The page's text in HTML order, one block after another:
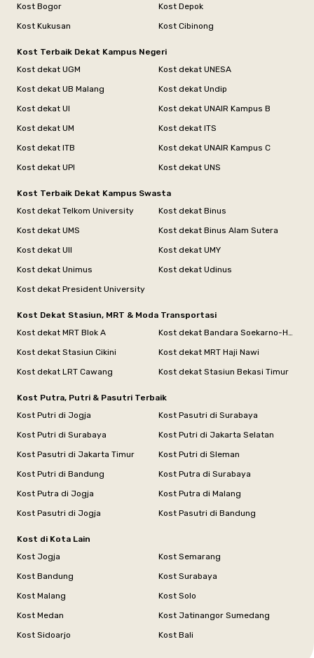
Kost Bogor
Kost Depok
Kost Kukusan
Kost Cibinong
Kost Terbaik Dekat Kampus Negeri
Kost dekat UGM
Kost dekat UNESA
Kost dekat UB Malang
Kost dekat Undip
Kost dekat UI
Kost dekat UNAIR Kampus B
Kost dekat UM
Kost dekat ITS
Kost dekat ITB
Kost dekat UNAIR Kampus C
Kost dekat UPI
Kost dekat UNS
Kost Terbaik Dekat Kampus Swasta
Kost dekat Telkom University
Kost dekat Binus
Kost dekat UMS
Kost dekat Binus Alam Sutera
Kost dekat UII
Kost dekat UMY
Kost dekat Unimus
Kost dekat Udinus
Kost dekat President University
Kost Dekat Stasiun, MRT & Moda Transportasi
Kost dekat MRT Blok A
Kost dekat Stasiun Cikini
Kost dekat MRT Haji Nawi
Kost dekat LRT Cawang
Kost dekat Stasiun Bekasi Timur
Kost Putra, Putri & Pasutri Terbaik
Kost Putri di Jogja
Kost Pasutri di Surabaya
Kost Putri di Surabaya
Kost Putri di Jakarta Selatan
Kost Pasutri di Jakarta Timur
Kost Putri di Sleman
Kost Putri di Bandung
Kost Putra di Surabaya
Kost Putra di Jogja
Kost Putra di Malang
Kost Pasutri di Jogja
Kost Pasutri di Bandung
Kost di Kota Lain
Kost Jogja
Kost Semarang
Kost Bandung
Kost Surabaya
Kost Malang
Kost Solo
Kost Medan
Kost Jatinangor Sumedang
Kost Sidoarjo
Kost Bali